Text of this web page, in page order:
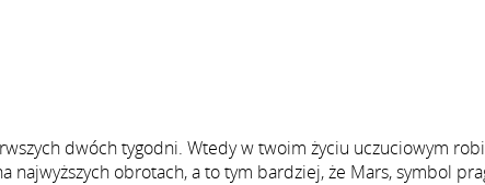
dwóch tygodni. Wtedy w twoim życiu uczuciowym
najwyższych obrotach, a to tym bardziej, że Mars, symbol